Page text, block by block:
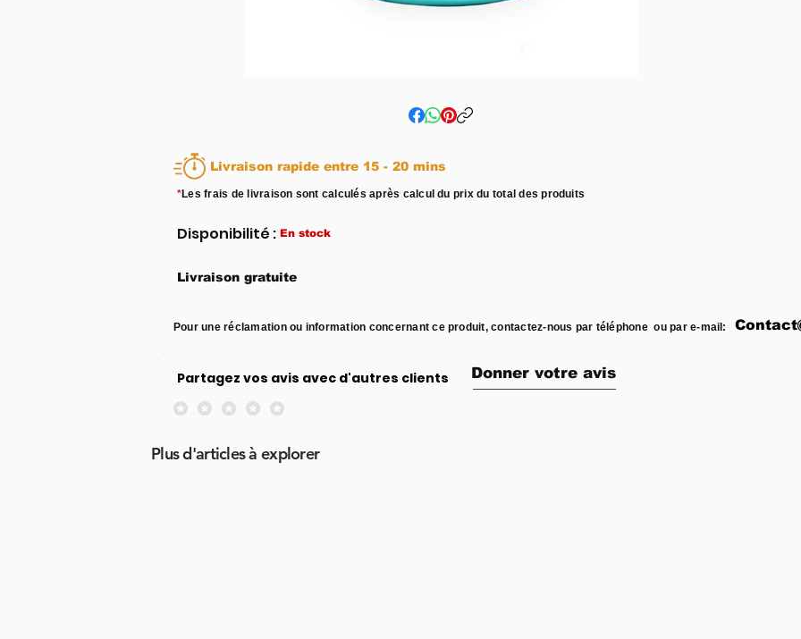
Livraison rapide entre 15 - 20 mins
*Les frais de livraison sont calculés après calcul du prix du total des produits
Disponibilité : En stock
Livraison gratuite
Pour une réclamation ou information concernant ce produit, contactez-nous par téléphone ou par e-mail:
Partagez vos avis avec d'autres clients Donner votre avis
Aucune note pour le moment
Plus d'articles à explorer